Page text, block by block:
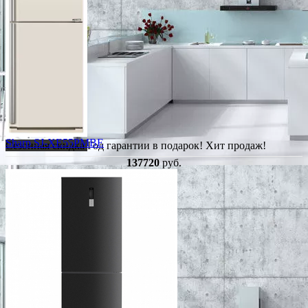
Сезонная скидкаГод гарантии в подарок! Хит продаж!
Sharp SJ-XE55PMBE
137720руб.